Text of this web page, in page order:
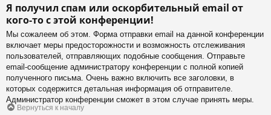
Я получил спам или оскорбительный email от
кого-то с этой конференции!
Мы сожалеем об этом. Форма отправки email на данной конференции
включает меры предосторожности и возможность отслеживания
пользователей, отправляющих подобные сообщения. Отправьте
email-сообщение администратору конференции с полной копией
полученного письма. Очень важно включить все заголовки, в
которых содержится детальная информация об отправителе.
Администратор конференции сможет в этом случае принять меры.
Вернуться к началу